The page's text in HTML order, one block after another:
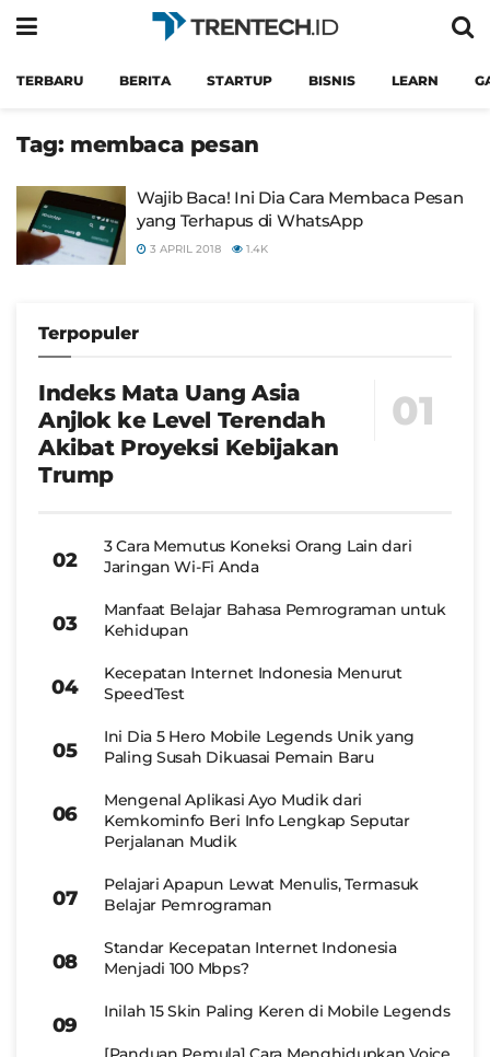
TERBARU BERITA STARTUP BISNIS LEARN
Tag: membaca pesan
Wajib Baca! Ini Dia Cara Membaca Pesan
yang Terhapus di WhatsApp
3 APRIL 2018 1.4K
Terpopuler
Indeks Mata Uang Asia
Anjlok ke Level Terendah
Akibat Proyeksi Kebijakan
Trump
3 Cara Memutus Koneksi Orang Lain dari
Jaringan Wi-Fi Anda
Manfaat Belajar Bahasa Pemrograman untuk
Kehidupan
Kecepatan Internet Indonesia Menurut
SpeedTest
Ini Dia 5 Hero Mobile Legends Unik yang
Paling Susah Dikuasai Pemain Baru
Mengenal Aplikasi Ayo Mudik dari
Kemkominfo Beri Info Lengkap Seputar
Perjalanan Mudik
Pelajari Apapun Lewat Menulis, Termasuk
Belajar Pemrograman
Standar Kecepatan Internet Indonesia
Menjadi 100 Mbps?
Inilah 15 Skin Paling Keren di Mobile Legends